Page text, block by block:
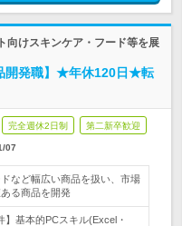
向けスキンケア・フード等を展
開発職】★年休120日★転
完全週休2日制 第二新卒歓迎
07
など幅広い商品を扱い、市場
る商品を開発
基本的PCスキル(Excel・